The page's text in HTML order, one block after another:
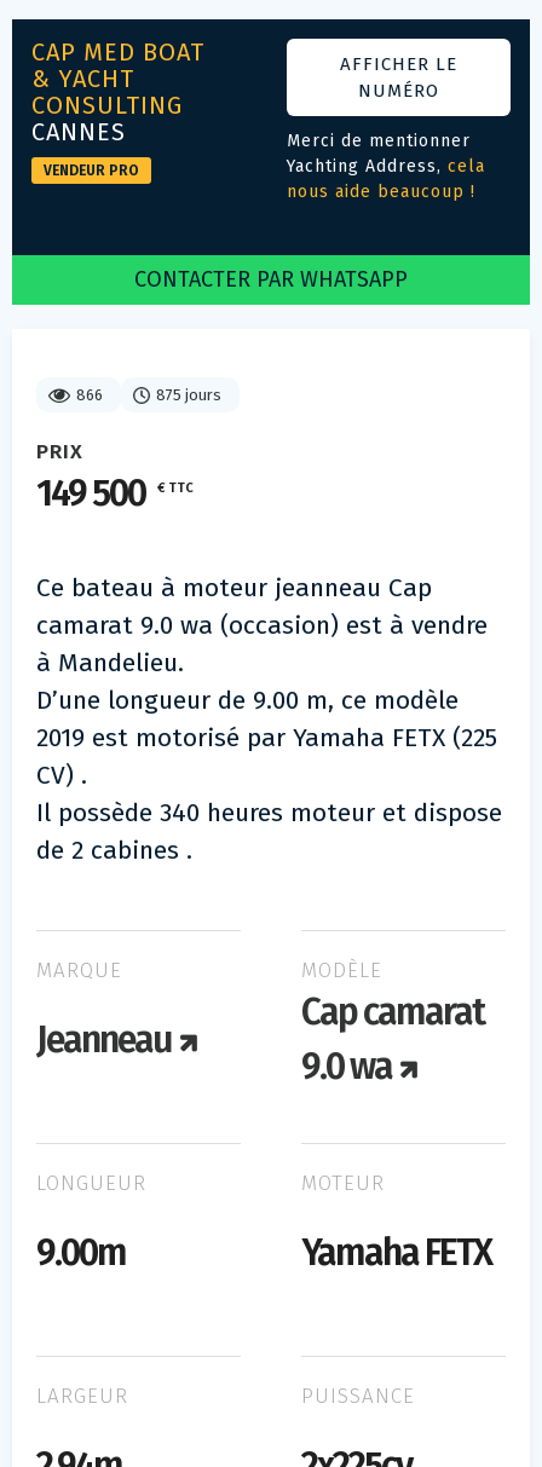
866 875 jours
PRIX
149 500 € TTC
Ce bateau à moteur jeanneau Cap
camarat 9.0 wa (occasion) est à vendre
à Mandelieu.
D’une longueur de 9.00 m, ce modèle
2019 est motorisé par Yamaha FETX (225
CV) .
Il possède 340 heures moteur et dispose
de 2 cabines .
MARQUE
Jeanneau
MODÈLE
Cap camarat
9.0 wa
LONGUEUR
9.00m
MOTEUR
Yamaha FETX
LARGEUR PUISSANCE
CAP MED BOAT
& YACHT
CONSULTING
CANNES
VENDEUR PRO
AFFICHER LE
NUMÉRO
Merci de mentionner
Yachting Address, cela
nous aide beaucoup !
CONTACTER PAR WHATSAPP